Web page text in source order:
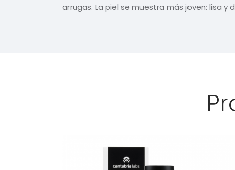
arrugas. La piel se muestra más joven: lisa y